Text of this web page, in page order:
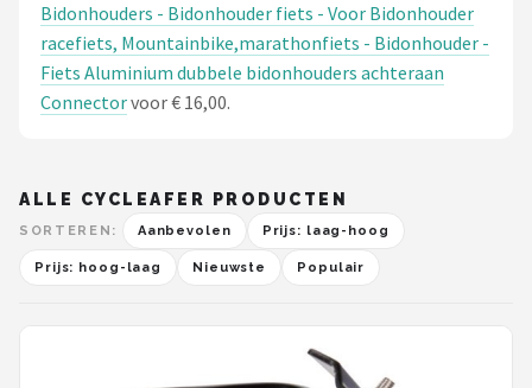
Bidonhouders - Bidonhouder fiets - Voor Bidonhouder
racefiets, Mountainbike,marathonfiets - Bidonhouder -
Fiets Aluminium dubbele bidonhouders achteraan
Connectorvoor € 16,00.
ALLE CYCLEAFER PRODUCTEN
SORTEREN: Aanbevolen Prijs: laag-hoog
Prijs: hoog-laag Nieuwste Populair